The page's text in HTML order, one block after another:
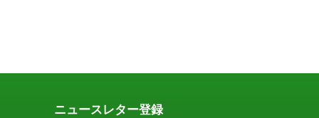
ニュースレター登録